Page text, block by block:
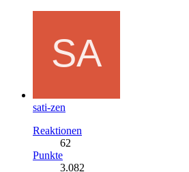
sati-zen
Reaktionen
62
Punkte
3.082